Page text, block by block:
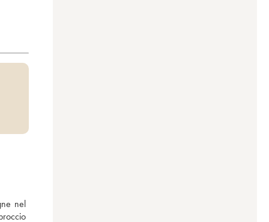
nel